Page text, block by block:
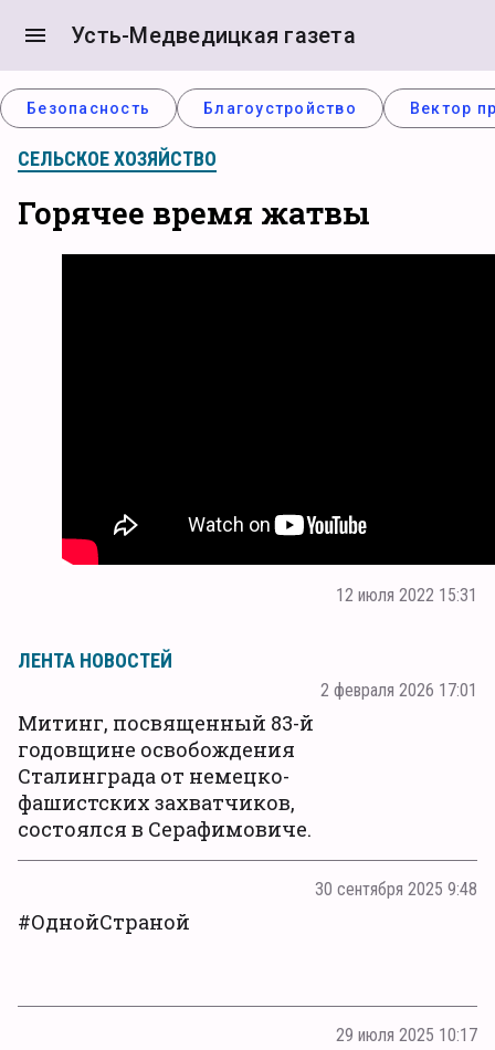
menu Усть-Медведицкая газета
Безопасность Благоустройство Вектор
СЕЛЬСКОЕ ХОЗЯЙСТВО
Горячее время жатвы
12 июля 2022 15:31
ЛЕНТА НОВОСТЕЙ
2 февраля 2026 17:01
Митинг, посвященный 83-й
годовщине освобождения
Сталинграда от немецко-
фашистских захватчиков,
состоялся в Серафимовиче.
30 сентября 2025 9:48
#ОднойСтраной
29 июля 2025 10:17